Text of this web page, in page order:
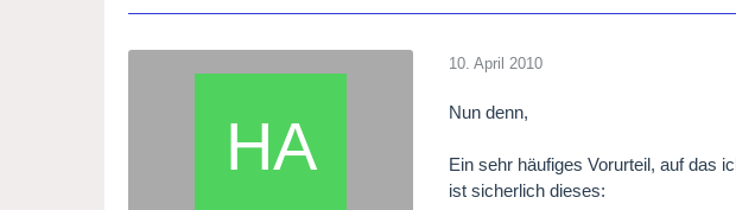
10. April 2010
Nun denn,
Ein sehr häufiges Vorurteil, auf das
ist sicherlich dieses: